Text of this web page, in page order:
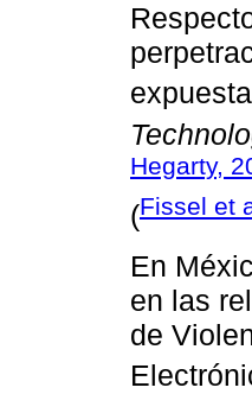
Hegarty,
(Fissel et
En
en las
de